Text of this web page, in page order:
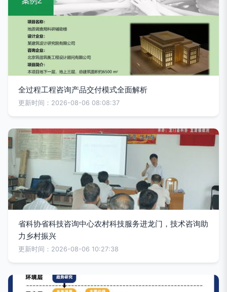
全过程工程咨询产品交付模式全面解析
更新时间：2026-08-06 08:08:37
省科协省科技咨询中心农村科技服务进龙门，技术咨询助
力乡村振兴
更新时间：2026-08-06 10:27:38